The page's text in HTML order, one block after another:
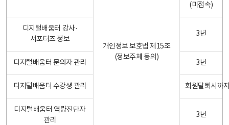
개인정보 보호법 제15조
(정보주체 동의)
(미접속)
디지털배움터 강사·
서포터즈 정보
3년
디지털배움터 문의자 관리 3년
디지털배움터 수강생 관리 회원탈퇴시까
디지털배움터 역량진단자
관리
3년